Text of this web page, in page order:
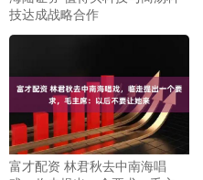
技达成战略合作
富才配资 林君秋去中南海唱